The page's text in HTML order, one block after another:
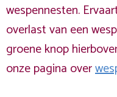
wespennesten.
overlast van een
groene knop
onze pagina over